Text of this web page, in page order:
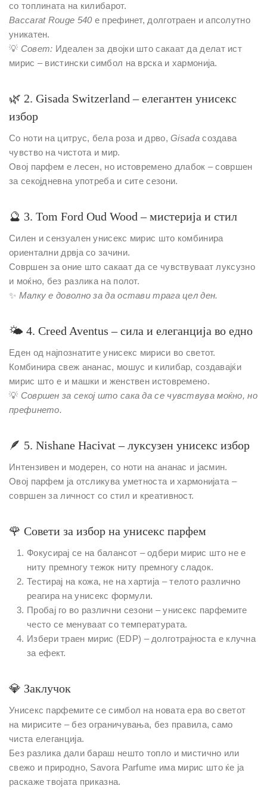
со топлината на килибарот.
Baccarat Rouge 540е префинет, долготраен и апсолутно
уникатен.
💡 Совет: Идеален за двојки што сакаат да делат ист
мирис – вистински симбол на врска и хармонија.
🌿 2. Gisada Switzerland – елегантен унисекс
избор
Со ноти на цитрус, бела роза и дрво,Gisadaсоздава
чувство на чистота и мир.
Овој парфем е лесен, но истовремено длабок – совршен
за секојдневна употреба и сите сезони.
🔮 3. Tom Ford Oud Wood – мистерија и стил
Силен и сензуален унисекс мирис што комбинира
ориентални дрвја со зачини.
Совршен за оние што сакаат да се чувствуваат луксузно
и моќно, без разлика на полот.
✨ Малку е доволно за да остави трага цел ден.
🌤 4. Creed Aventus – сила и елеганција во едно
Еден од најпознатите унисекс мириси во светот.
Комбинира свеж ананас, мошус и килибар, создавајќи
мирис што е и машки и женствен истовремено.
💡 Совршен за секој што сака да се чувствува моќно, но
префинето.
🪶 5. Nishane Hacivat – луксузен унисекс избор
Интензивен и модерен, со ноти на ананас и јасмин.
Овој парфем ја отсликува уметноста и хармонијата –
совршен за личност со стил и креативност.
🌹 Совети за избор на унисекс парфем
Фокусирај се на балансот – одбери мирис што не е
ниту премногу тежок ниту премногу сладок.
Тестирај на кожа, не на хартија – телото различно
реагира на унисекс формули.
Пробај го во различни сезони – унисекс парфемите
често се менуваат со температурата.
Избери траен мирис (EDP) – долготрајноста е клучна
за ефект.
💎 Заклучок
Унисекс парфемите се симбол на новата ера во светот
на мирисите – без ограничувања, без правила, само
чиста елеганција.
Без разлика дали бараш нешто топло и мистично или
свежо и природно, Savora Parfume има мирис што ќе ја
раскаже твојата приказна.